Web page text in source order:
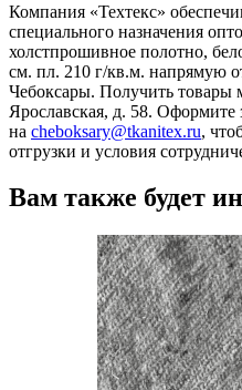
Компания «Техтекс»
специального назначения
холстпрошивное полотно,
см. пл. 210 г/кв.м. напрямую
Чебоксары. Получить товары
Ярославская, д. 58.
на cheboksary@tkanitex.ru,
отгрузки и условия
Вам также будет